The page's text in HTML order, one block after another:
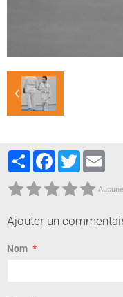
PartagerFacebook
Twitter
Ajouter un
Nom